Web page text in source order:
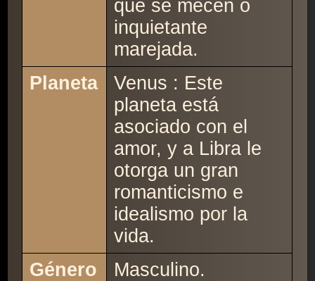
que se mecen o
inquietante
marejada.
Planeta
Venus : Este
planeta está
asociado con el
amor, y a Libra le
otorga un gran
romanticismo e
idealismo por la
vida.
Género
Masculino.